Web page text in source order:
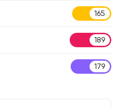
165
189
179